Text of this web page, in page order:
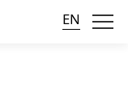
EN